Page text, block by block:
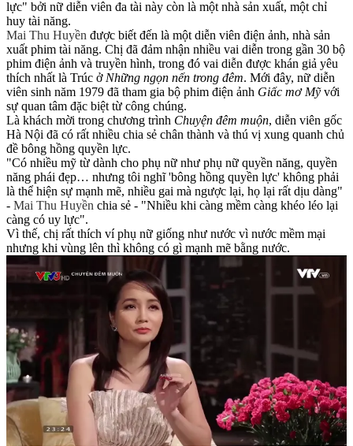
lực" bởi nữ diễn viên đa tài này còn là một nhà sản xuất, một chỉ
huy tài năng.
Mai Thu Huyền được biết đến là một diễn viên điện ảnh, nhà sản
xuất phim tài năng. Chị đã đảm nhận nhiều vai diễn trong gần 30 bộ
phim điện ảnh và truyền hình, trong đó vai diễn được khán giả yêu
thích nhất là Trúc ở Những ngọn nến trong đêm. Mới đây, nữ diễn
viên sinh năm 1979 đã tham gia bộ phim điện ảnh Giấc mơ Mỹvới
sự quan tâm đặc biệt từ công chúng.
Là khách mời trong chương trình Chuyện đêm muộn, diễn viên gốc
Hà Nội đã có rất nhiều chia sẻ chân thành và thú vị xung quanh chủ
đề bông hồng quyền lực.
"Có nhiều mỹ từ dành cho phụ nữ như phụ nữ quyền năng, quyền
năng phái đẹp… nhưng tôi nghĩ 'bông hồng quyền lực' không phải
là thể hiện sự mạnh mẽ, nhiều gai mà ngược lại, họ lại rất dịu dàng"
- Mai Thu Huyền chia sẻ - "Nhiều khi càng mềm càng khéo léo lại
càng có uy lực".
Vì thế, chị rất thích ví phụ nữ giống như nước vì nước mềm mại
nhưng khi vùng lên thì không có gì mạnh mẽ bằng nước.